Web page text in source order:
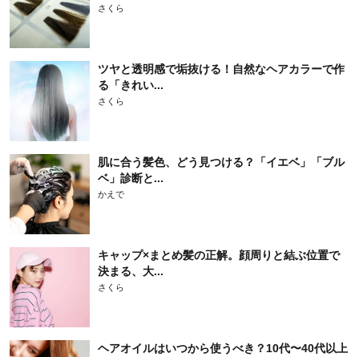
さくら
ツヤと透明感で垢抜ける！自然なヘアカラーで作
る「きれい...
さくら
肌に合う髪色、どう見つける？「イエベ」「ブル
ベ」診断と...
かえで
キャップ×まとめ髪の正解。顔周りと結ぶ位置で
決まる、大...
さくら
ヘアオイルはいつから使うべき？10代〜40代以上